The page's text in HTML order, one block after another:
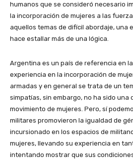
humanos que se consideró necesario
la incorporación de mujeres a las
aquellos temas de difícil abordaje, una
hace estallar más de una lógica.
Argentina es un país de referencia en
experiencia en la incorporación de
armadas y en general se trata de un
simpatías, sin embargo, no ha sido una
movimiento de mujeres. Pero, sí
militares promovieron la igualdad de
incursionado en los espacios de
mujeres, llevando su experiencia en
intentando mostrar que sus